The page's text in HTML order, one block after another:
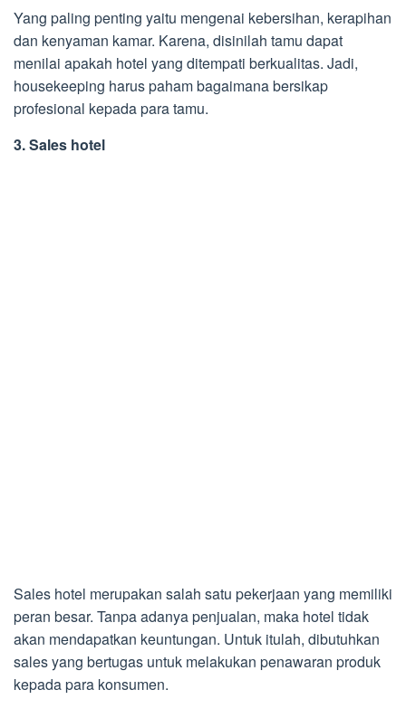
Yang paling penting yaitu mengenai kebersihan, kerapihan
dan kenyaman kamar. Karena, disinilah tamu dapat
menilai apakah hotel yang ditempati berkualitas. Jadi,
housekeeping harus paham bagaimana bersikap
profesional kepada para tamu.
3. Sales hotel
Sales hotel merupakan salah satu pekerjaan yang memiliki
peran besar. Tanpa adanya penjualan, maka hotel tidak
akan mendapatkan keuntungan. Untuk itulah, dibutuhkan
sales yang bertugas untuk melakukan penawaran produk
kepada para konsumen.